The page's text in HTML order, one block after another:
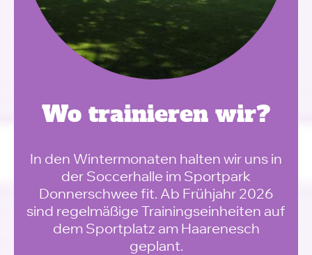
Wo trainieren wir?
In den Wintermonaten halten wir uns in
der Soccerhalle im Sportpark
Donnerschwee fit. Ab Frühjahr 2026
sind regelmäßige Trainingseinheiten auf
dem Sportplatz am Haarenesch
geplant.